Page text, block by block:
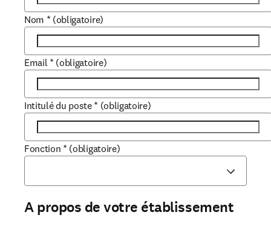
Nom * (obligatoire)
Email * (obligatoire)
Intitulé du poste * (obligatoire)
Fonction * (obligatoire)
A propos de votre établissement